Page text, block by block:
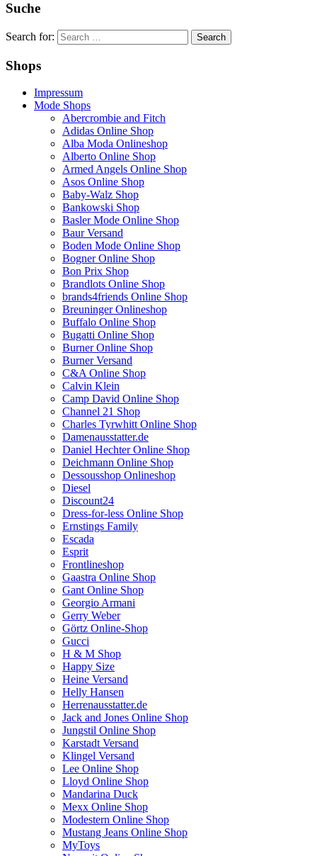
Suche
Search for:
Shops
Impressum
Mode Shops
Abercrombie and Fitch
Adidas Online Shop
Alba Moda Onlineshop
Alberto Online Shop
Armed Angels Online Shop
Asos Online Shop
Baby-Walz Shop
Bankowski Shop
Basler Mode Online Shop
Baur Versand
Boden Mode Online Shop
Bogner Online Shop
Bon Prix Shop
Brandlots Online Shop
brands4friends Online Shop
Breuninger Onlineshop
Buffalo Online Shop
Bugatti Online Shop
Burner Online Shop
Burner Versand
C&A Online Shop
Calvin Klein
Camp David Online Shop
Channel 21 Shop
Charles Tyrwhitt Online Shop
Damenausstatter.de
Daniel Hechter Online Shop
Deichmann Online Shop
Dessousshop Onlineshop
Diesel
Discount24
Dress-for-less Online Shop
Ernstings Family
Escada
Esprit
Frontlineshop
Gaastra Online Shop
Gant Online Shop
Georgio Armani
Gerry Weber
Görtz Online-Shop
Gucci
H & M Shop
Happy Size
Heine Versand
Helly Hansen
Herrenausstatter.de
Jack and Jones Online Shop
Jungstil Online Shop
Karstadt Versand
Klingel Versand
Lee Online Shop
Lloyd Online Shop
Mandarina Duck
Mexx Online Shop
Modestern Online Shop
Mustang Jeans Online Shop
MyToys